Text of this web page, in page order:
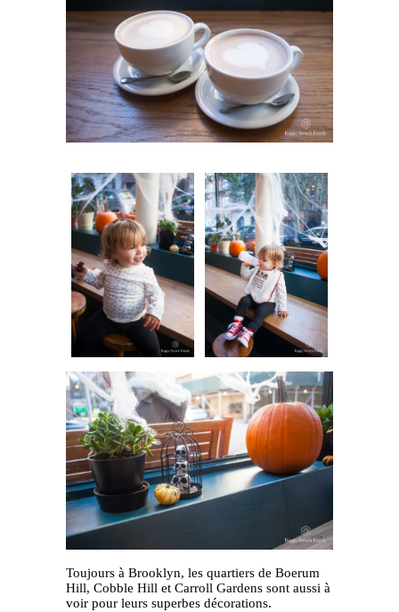
Toujours à Brooklyn, les quartiers de Boerum
Hill, Cobble Hill et Carroll Gardens sont aussi à
voir pour leurs superbes décorations.